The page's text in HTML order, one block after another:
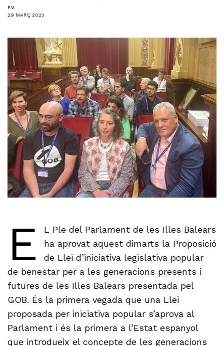
F.V.
29 MARÇ 2023
E
L Ple del Parlament de les Illes Balears
ha aprovat aquest dimarts la Proposició
de Llei d’iniciativa legislativa popular
de benestar per a les generacions presents i
futures de les Illes Balears presentada pel
GOB. És la primera vegada que una Llei
proposada per iniciativa popular s’aprova al
Parlament i és la primera a l’Estat espanyol
que introdueix el concepte de les generacions